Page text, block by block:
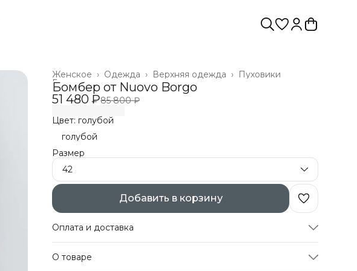
Пуховики
Верхняя одежда ›
Одежда ›
Женское ›
Главная ›
Бомбер от Nuovo Borgo
51 480 ₽85 800 ₽
Цвет: голубой
голубой
Размер
42
Добавить в корзину
Оплата и доставка
Оплата частями в Сплит
Бесплатная доставка
О товаре